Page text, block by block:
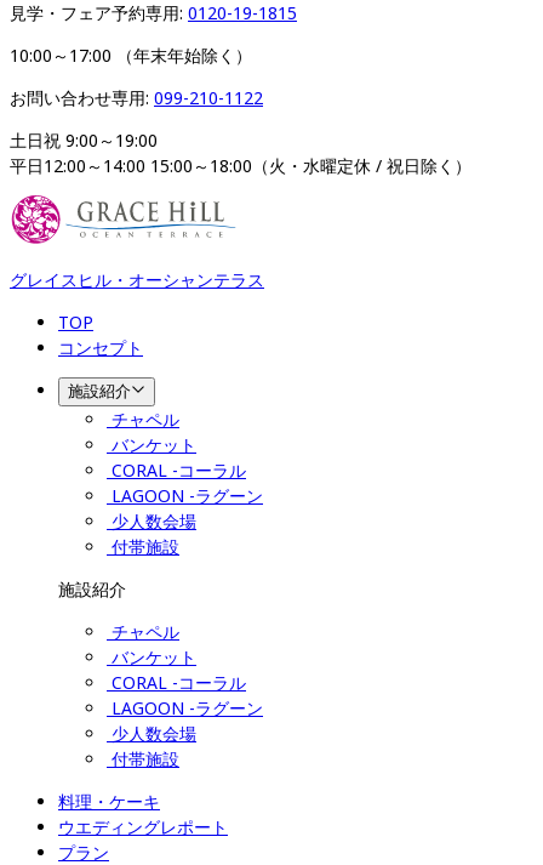
見学・フェア予約専用: 0120-19-1815
10:00～17:00 （年末年始除く）
お問い合わせ専用: 099-210-1122
土日祝 9:00～19:00
平日12:00～14:00 15:00～18:00（火・水曜定休 / 祝日除く）
グレイスヒル・オーシャンテラス
TOP
コンセプト
施設紹介
チャペル
バンケット
CORAL -コーラル
LAGOON -ラグーン
少人数会場
付帯施設
施設紹介
チャペル
バンケット
CORAL -コーラル
LAGOON -ラグーン
少人数会場
付帯施設
料理・ケーキ
ウエディングレポート
プラン